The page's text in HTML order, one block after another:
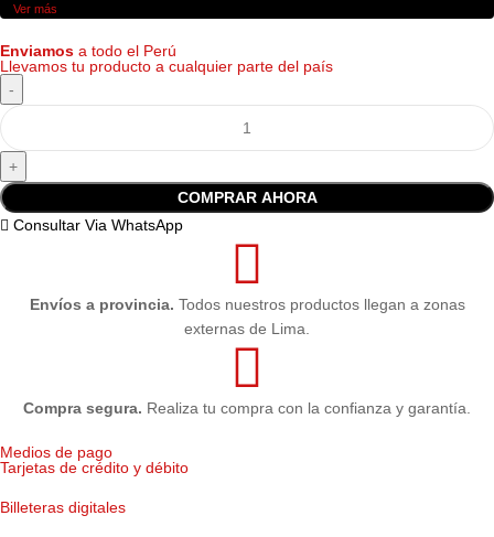
Ver más
Enviamos a todo el Perú
Llevamos tu producto a cualquier parte del país
COMPRAR AHORA
Consultar Via WhatsApp
Envíos a provincia. Todos nuestros productos llegan a zonas
externas de Lima.
Compra segura. Realiza tu compra con la confianza y garantía.
Medios de pago
Tarjetas de crédito y débito
Billeteras digitales